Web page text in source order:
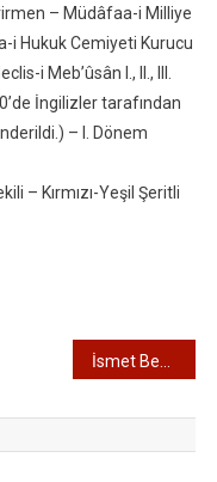
– Müdâfaa-i Milliye
i Hukuk Cemiyeti Kurucu
i Meb’ûsân I., II., III.
İngilizler tarafından
– I. Dönem
– Kırmızı-Yeşil Şeritli